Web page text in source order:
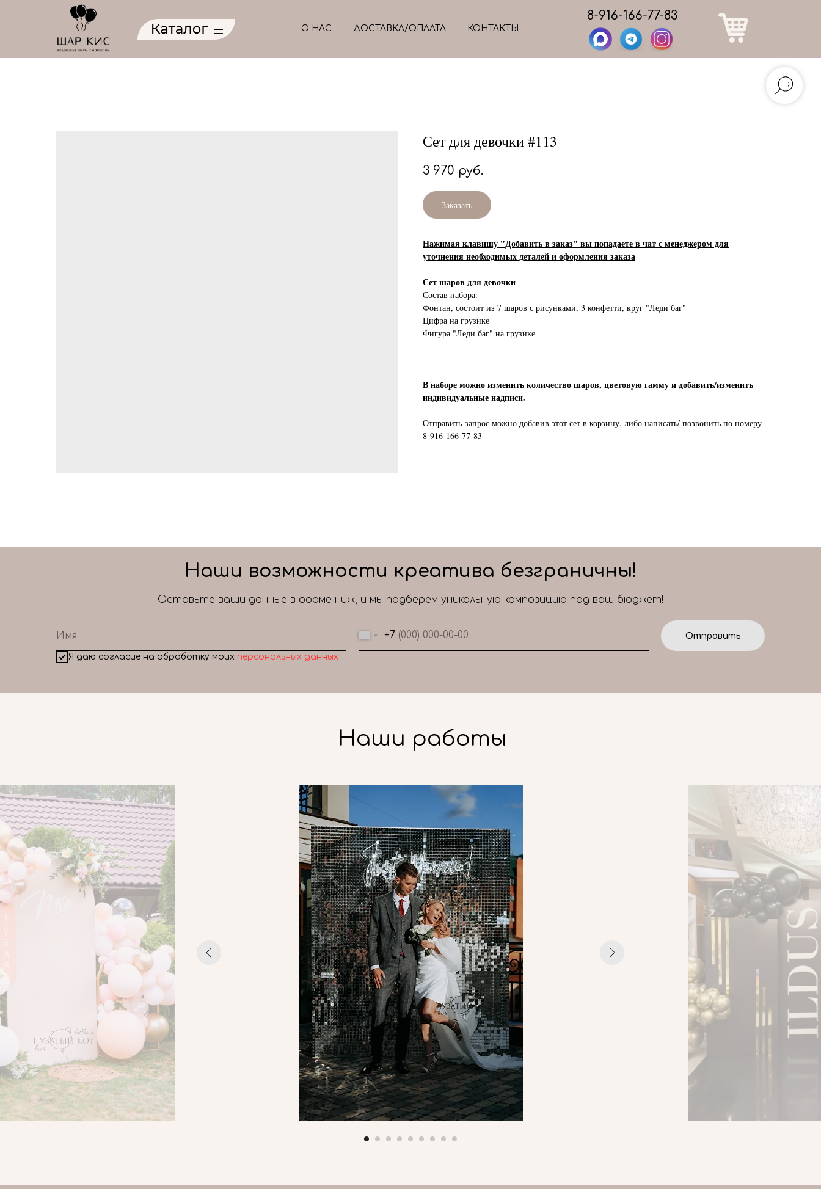
8-916-166-77-83
О НАС ДОСТАВКА/ОПЛАТА КОНТАКТЫ
Сет для девочки #113
3 970 руб.
Заказать
Нажимая клавишу "Добавить в заказ" вы попадаете в чат с менеджером для
уточнения необходимых деталей и оформления заказа
Сет шаров для девочки
Состав набора:
Фонтан, состоит из 7 шаров с рисунками, 3 конфетти, круг "Леди баг"
Цифра на грузике
Фигура "Леди баг" на грузике
В наборе можно изменить количество шаров, цветовую гамму и добавить/изменить
индивидуальные надписи.
Отправить запрос можно добавив этот сет в корзину, либо написать/ позвонить по номеру
8-916-166-77-83
+7
Я даю согласие на обработку моих персональных данных
Отправить
Наши возможности креатива безграничны!
Оставьте ваши данные в форме ниж, и мы подберем уникальную композицию под ваш бюджет!
Наши работы